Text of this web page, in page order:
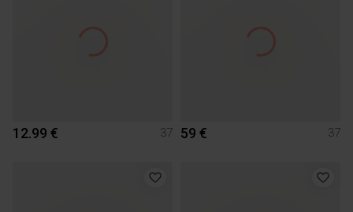
12.99 € 37 59 € 37